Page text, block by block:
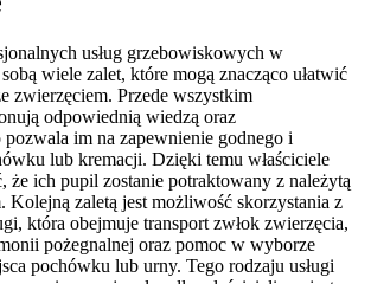
usług grzebowiskowych w
wiele zalet, które mogą znacząco ułatwić
zwierzęciem. Przede wszystkim
odpowiednią wiedzą oraz
im na zapewnienie godnego i
lub kremacji. Dzięki temu właściciele
że ich pupil zostanie potraktowany z należytą
Kolejną zaletą jest możliwość skorzystania z
która obejmuje transport zwłok zwierzęcia,
pożegnalnej oraz pomoc w wyborze
pochówku lub urny. Tego rodzaju usługi